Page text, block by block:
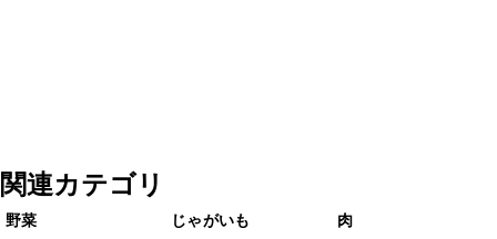
関連カテゴリ
野菜 じゃがいも 肉